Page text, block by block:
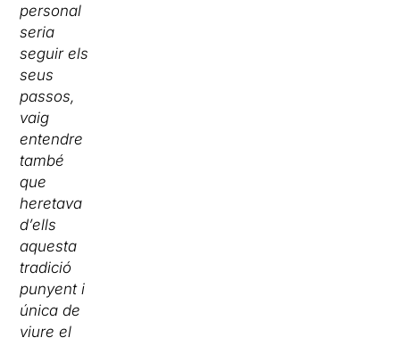
personal
seria
seguir els
seus
passos,
vaig
entendre
també
que
heretava
d’ells
aquesta
tradició
punyent i
única de
viure el